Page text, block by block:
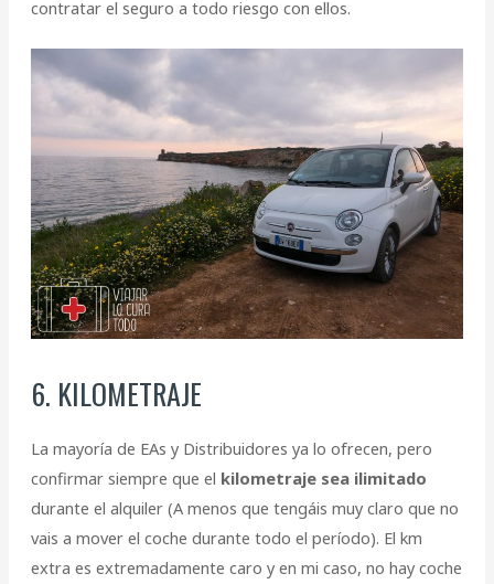
contratar el seguro a todo riesgo con ellos.
6. KILOMETRAJE
La mayoría de EAs y Distribuidores ya lo ofrecen, pero
confirmar siempre que el kilometraje sea ilimitado
durante el alquiler (A menos que tengáis muy claro que no
vais a mover el coche durante todo el período). El km
extra es extremadamente caro y en mi caso, no hay coche